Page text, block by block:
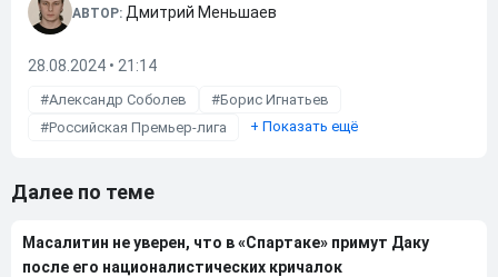
АВТОР: Дмитрий Меньшаев
28.08.2024 • 21:14
Александр Соболев
Борис Игнатьев
Российская Премьер-лига
+ Показать ещё
Далее по теме
Масалитин не уверен, что в «Спартаке» примут Даку
после его националистических кричалок